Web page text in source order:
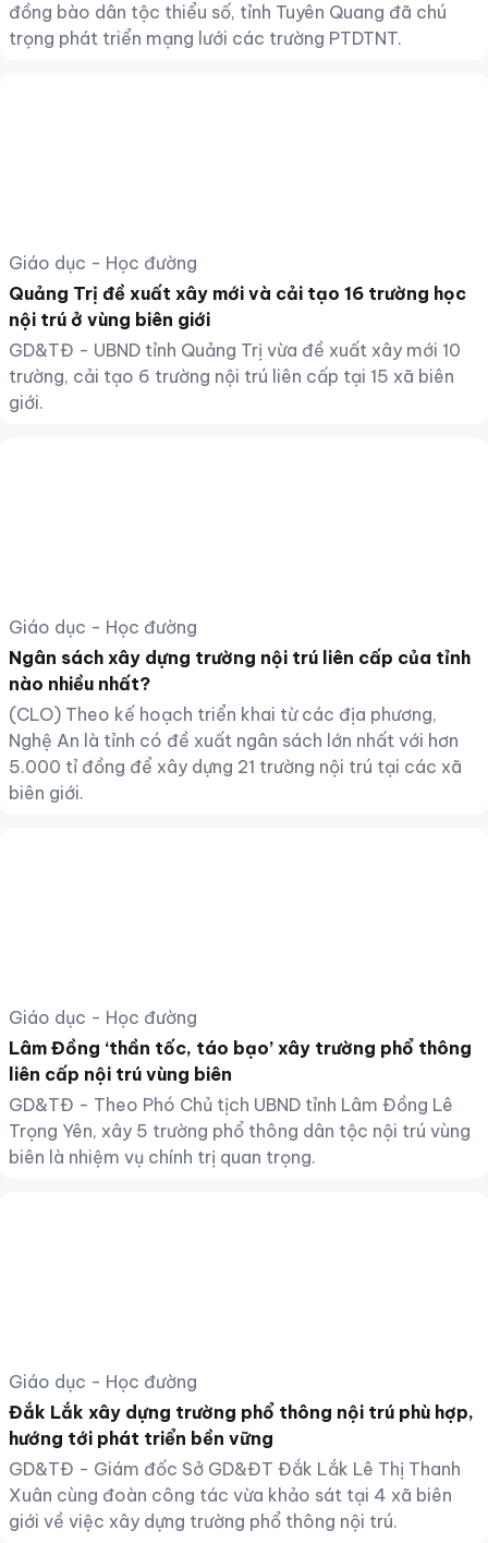
đồng bào dân tộc thiểu số, tỉnh Tuyên Quang đã chú
trọng phát triển mạng lưới các trường PTDTNT.
Giáo dục - Học đường
Quảng Trị đề xuất xây mới và cải tạo 16 trường học
nội trú ở vùng biên giới
GD&TĐ - UBND tỉnh Quảng Trị vừa đề xuất xây mới 10
trường, cải tạo 6 trường nội trú liên cấp tại 15 xã biên
giới.
Giáo dục - Học đường
Ngân sách xây dựng trường nội trú liên cấp của tỉnh
nào nhiều nhất?
(CLO) Theo kế hoạch triển khai từ các địa phương,
Nghệ An là tỉnh có đề xuất ngân sách lớn nhất với hơn
5.000 tỉ đồng để xây dựng 21 trường nội trú tại các xã
biên giới.
Giáo dục - Học đường
Lâm Đồng ‘thần tốc, táo bạo’ xây trường phổ thông
liên cấp nội trú vùng biên
GD&TĐ - Theo Phó Chủ tịch UBND tỉnh Lâm Đồng Lê
Trọng Yên, xây 5 trường phổ thông dân tộc nội trú vùng
biên là nhiệm vụ chính trị quan trọng.
Giáo dục - Học đường
Đắk Lắk xây dựng trường phổ thông nội trú phù hợp,
hướng tới phát triển bền vững
GD&TĐ - Giám đốc Sở GD&ĐT Đắk Lắk Lê Thị Thanh
Xuân cùng đoàn công tác vừa khảo sát tại 4 xã biên
giới về việc xây dựng trường phổ thông nội trú.